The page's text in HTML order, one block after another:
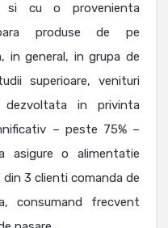
si cu o provenienta
produse de pe
in general, in grupa de
superioare, venituri
in privinta
– peste 75% –
asigure o alimentatie
3 clienti comanda de
frecvent